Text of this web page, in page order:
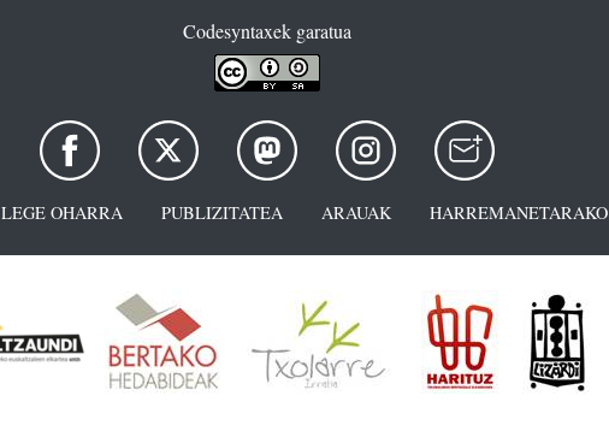
Codesyntaxek garatua
LEGE OHARRA PUBLIZITATEA ARAUAK HARREMANETARAKO